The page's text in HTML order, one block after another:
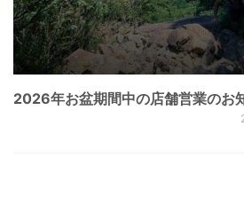
2026年お盆期間中の店舗営業のお